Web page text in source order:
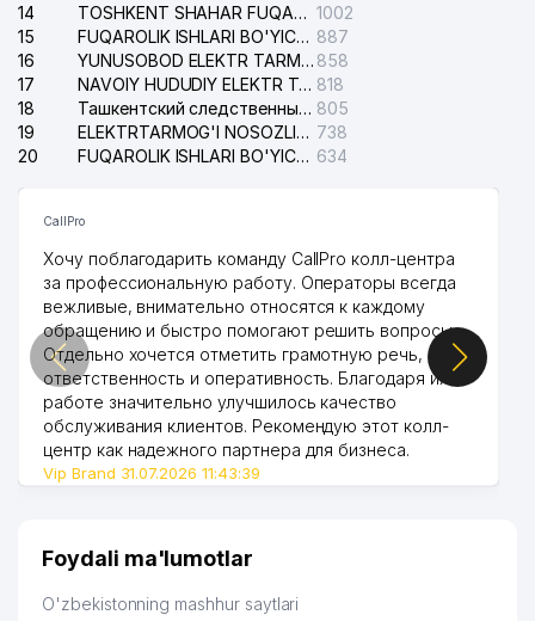
14
TOSHKENT SHAHAR FUQAROLIK ISHLARI BO'YICHA SUDI 1002
15
FUQAROLIK ISHLARI BO'YICHA YAKKASAROY TUMANLARARO SUDI 887
16
YUNUSOBOD ELEKTR TARMOG'I NOSOZLIKLARI XIZMATI 858
17
NAVOIY HUDUDIY ELEKTR TARMOQLARI KORXONASI AJ 818
18
Ташкентский следственный изолятор 805
19
ELEKTRTARMOG'I NOSOZLIKLARINI TO'ZATISH SERGELI XIZMATI 738
20
FUQAROLIK ISHLARI BO'YICHA UCH-TEPA TUMANI SUDI 634
CallPro
Хочу поблагодарить команду CallPro колл-центра
за профессиональную работу. Операторы всегда
вежливые, внимательно относятся к каждому
обращению и быстро помогают решить вопросы.
Отдельно хочется отметить грамотную речь,
ответственность и оперативность. Благодаря их
работе значительно улучшилось качество
обслуживания клиентов. Рекомендую этот колл-
центр как надежного партнера для бизнеса.
Vip Brand 31.07.2026 11:43:39
Foydali ma'lumotlar
O'zbekistonning mashhur saytlari